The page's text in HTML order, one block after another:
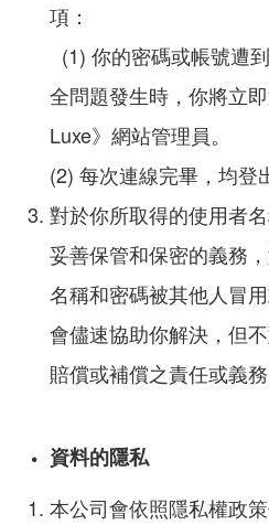
項：
(1) 你的密碼或帳號遭
全問題發生時，你將立
Luxe》網站管理員。
(2) 每次連線完畢，均登
對於你所取得的使用者
妥善保管和保密的義務
名稱和密碼被其他人冒
會儘速協助你解決，但
賠償或補償之責任或義務
資料的隱私
本公司會依照隱私權政